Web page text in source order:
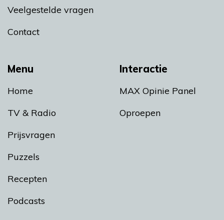
Menu
Home
TV & Radio
Prijsvragen
Puzzels
Recepten
Podcasts
Interactie
MAX Opinie Panel
Oproepen
Veelgestelde vragen
Contact